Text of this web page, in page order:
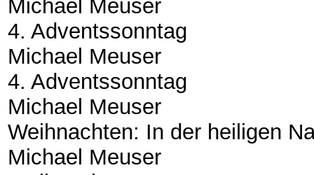
Michael Meuser
4. Adventssonntag
Michael Meuser
4. Adventssonntag
Michael Meuser
Weihnachten: In der heiligen
Michael Meuser